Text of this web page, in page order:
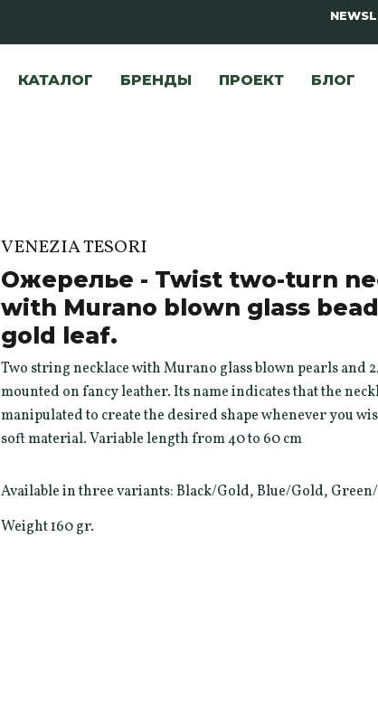
КАТАЛОГ БРЕНДЫ ПРОЕКТ БЛОГ
VENEZIA TESORI
Ожерелье - Twist two-turn
with Murano blown glass
gold leaf.
Two string necklace with Murano glass blown pearls and
mounted on fancy leather. Its name indicates that the
manipulated to create the desired shape whenever you
soft material. Variable length from 40 to 60 cm
Available in three variants: Black/Gold, Blue/Gold,
Weight 160 gr.